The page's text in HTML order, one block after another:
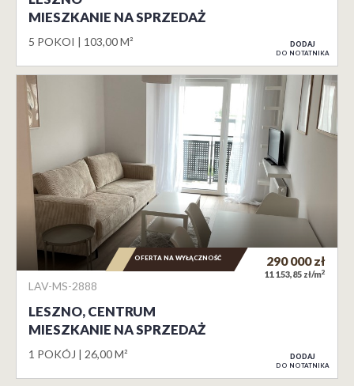
MIESZKANIE NA SPRZEDAŻ
5 POKOI 103,00 M² DODAJ
DO NOTATNIKA
LAV-MS-2888
LESZNO, CENTRUM
MIESZKANIE NA SPRZEDAŻ
1 POKÓJ 26,00 M²
290 000zł
11 153,85 zł/m2
OFERTA NA WYŁĄCZNOŚĆ
DODAJ
DO NOTATNIKA